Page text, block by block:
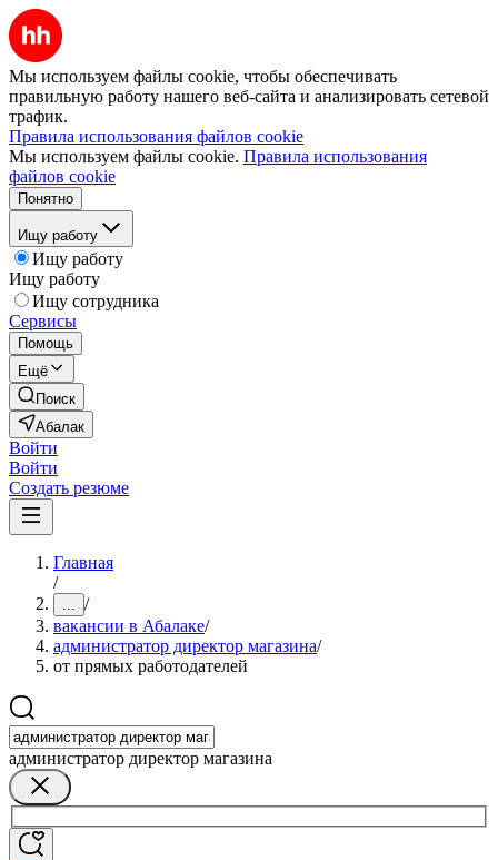
Мы используем файлы cookie, чтобы обеспечивать
правильную работу нашего веб-сайта и анализировать сетевой
трафик.
Правила использования файлов cookie
Мы используем файлы cookie. Правила использования
файлов cookie
Понятно
Ищу работу
Ищу работу
Ищу работу
Ищу сотрудника
Сервисы
Помощь
Ещё
Поиск
Абалак
Войти
Войти
Создать резюме
Главная
/
... /
вакансии в Абалаке/
администратор директор магазина/
от прямых работодателей
администратор директор магазина